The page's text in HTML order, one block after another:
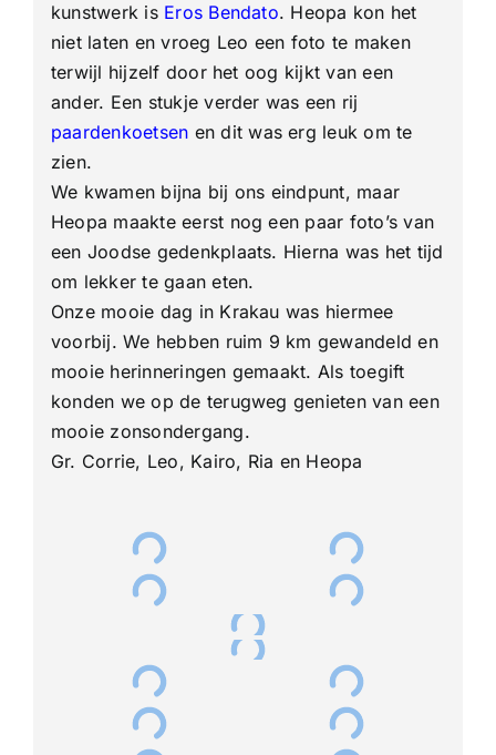
kunstwerk is Eros Bendato. Heopa kon het
niet laten en vroeg Leo een foto te maken
terwijl hijzelf door het oog kijkt van een
ander. Een stukje verder was een rij
paardenkoetsen en dit was erg leuk om te
zien.
We kwamen bijna bij ons eindpunt, maar
Heopa maakte eerst nog een paar foto’s van
een Joodse gedenkplaats. Hierna was het tijd
om lekker te gaan eten.
Onze mooie dag in Krakau was hiermee
voorbij. We hebben ruim 9 km gewandeld en
mooie herinneringen gemaakt. Als toegift
konden we op de terugweg genieten van een
mooie zonsondergang.
Gr. Corrie, Leo, Kairo, Ria en Heopa